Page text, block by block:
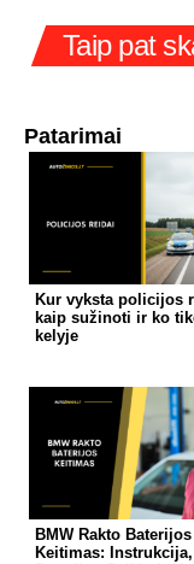
Taip pat
Patarimai
Kur vyksta policijos
kaip sužinoti ir ko
kelyje
BMW Rakto Baterijos
Keitimas: